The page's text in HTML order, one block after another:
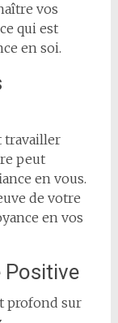
vos
qui est
en soi.
travailler
peut
en vous.
de votre
en vos
Positive
profond sur